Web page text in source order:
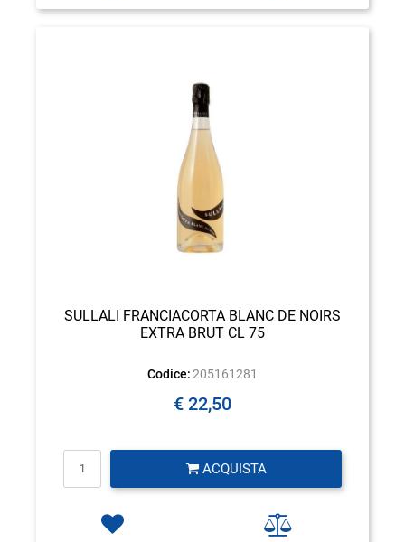
SULLALI FRANCIACORTA BLANC DE NOIRS
EXTRA BRUT CL 75
Codice: 205161281
€ 22,50
ACQUISTA